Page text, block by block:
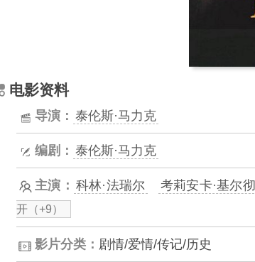
电影资料
导演： 泰伦斯·马力克
编剧： 泰伦斯·马力克
主演： 科林·法瑞尔 考莉安卡·基尔彻
开（+9）
影片分类： 剧情/爱情/传记/历史